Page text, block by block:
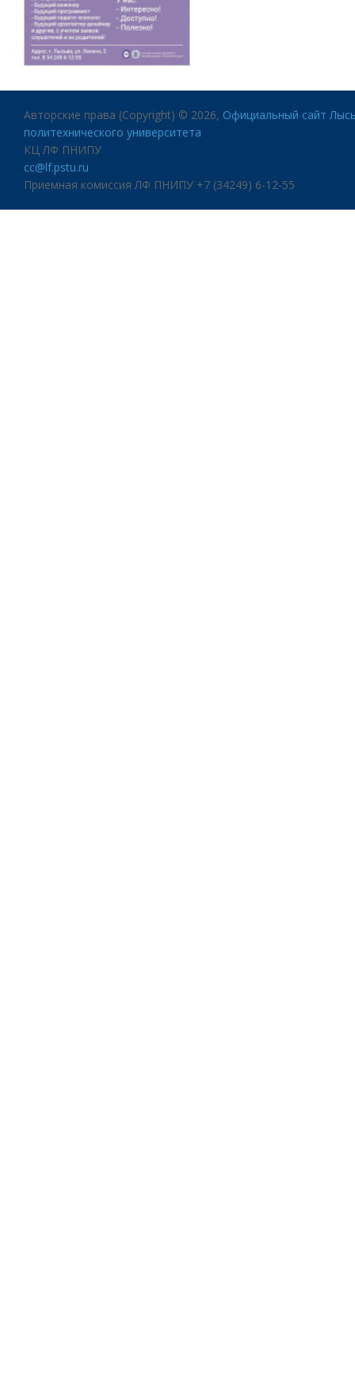
Авторские права (Copyright) © 2026, Официальный сайт
политехнического университета
КЦ ЛФ ПНИПУ
cc@lf.pstu.ru
Приемная комиссия ЛФ ПНИПУ +7 (34249) 6-12-55